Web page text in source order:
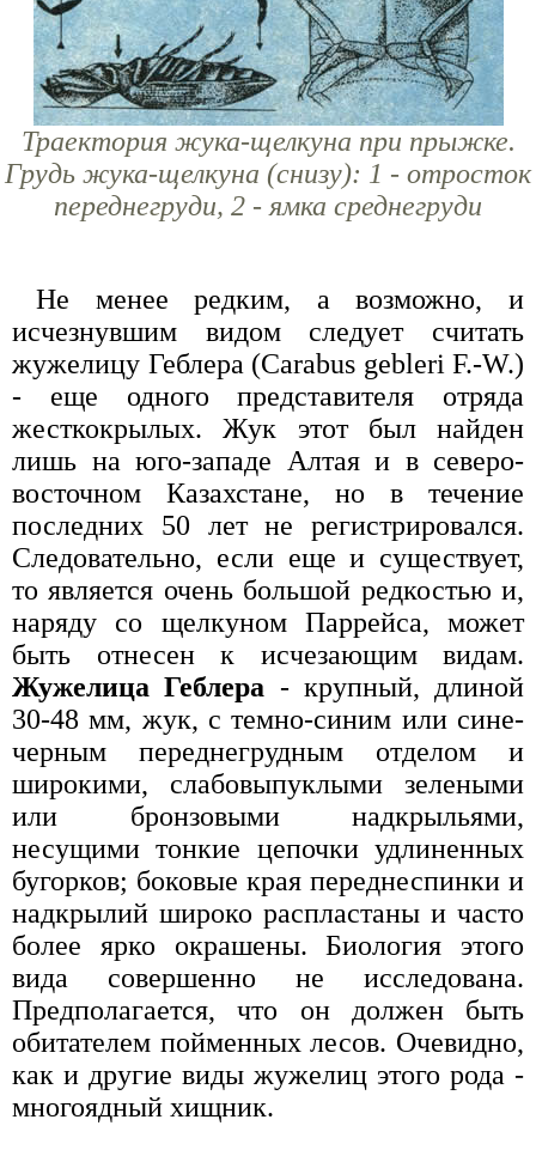
Траектория жука-щелкуна при прыжке.
Грудь жука-щелкуна (снизу): 1 - отросток
переднегруди, 2 - ямка среднегруди
Не менее редким, а возможно, и
исчезнувшим видом следует считать
жужелицу Геблера (Carabus gebleri F.-W.)
- еще одного представителя отряда
жесткокрылых. Жук этот был найден
лишь на юго-западе Алтая и в северо-
восточном Казахстане, но в течение
последних 50 лет не регистрировался.
Следовательно, если еще и существует,
то является очень большой редкостью и,
наряду со щелкуном Паррейса, может
быть отнесен к исчезающим видам.
Жужелица Геблера - крупный, длиной
30-48 мм, жук, с темно-синим или сине-
черным переднегрудным отделом и
широкими, слабовыпуклыми зелеными
или бронзовыми надкрыльями,
несущими тонкие цепочки удлиненных
бугорков; боковые края переднеспинки и
надкрылий широко распластаны и часто
более ярко окрашены. Биология этого
вида совершенно не исследована.
Предполагается, что он должен быть
обитателем пойменных лесов. Очевидно,
как и другие виды жужелиц этого рода -
многоядный хищник.